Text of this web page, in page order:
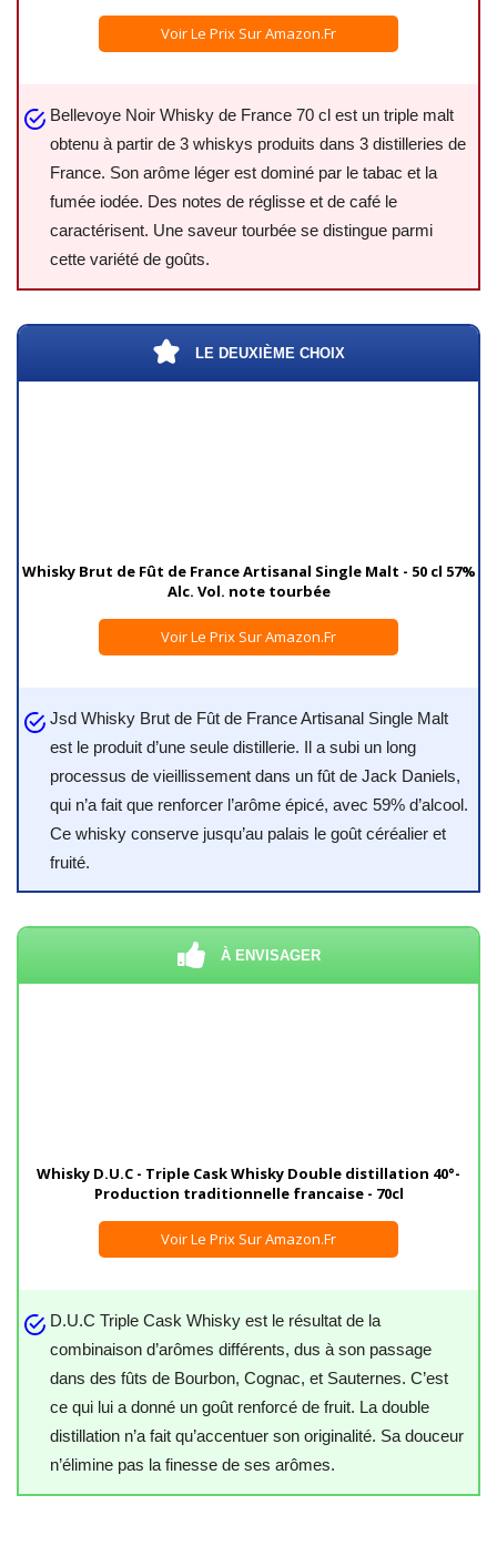
Voir Le Prix Sur Amazon.fr
Bellevoye Noir Whisky de France 70 cl est un triple malt
obtenu à partir de 3 whiskys produits dans 3 distilleries de
France. Son arôme léger est dominé par le tabac et la
fumée iodée. Des notes de réglisse et de café le
caractérisent. Une saveur tourbée se distingue parmi
cette variété de goûts.
LE DEUXIÈME CHOIX
Whisky Brut de Fût de France Artisanal Single Malt - 50 cl 57%
Alc. Vol. note tourbée
Voir Le Prix Sur Amazon.fr
Jsd Whisky Brut de Fût de France Artisanal Single Malt
est le produit d’une seule distillerie. Il a subi un long
processus de vieillissement dans un fût de Jack Daniels,
qui n’a fait que renforcer l’arôme épicé, avec 59% d’alcool.
Ce whisky conserve jusqu’au palais le goût céréalier et
fruité.
À ENVISAGER
Whisky D.U.C - Triple Cask Whisky Double distillation 40°-
Production traditionnelle francaise - 70cl
Voir Le Prix Sur Amazon.fr
D.U.C Triple Cask Whisky est le résultat de la
combinaison d’arômes différents, dus à son passage
dans des fûts de Bourbon, Cognac, et Sauternes. C’est
ce qui lui a donné un goût renforcé de fruit. La double
distillation n’a fait qu’accentuer son originalité. Sa douceur
n’élimine pas la finesse de ses arômes.